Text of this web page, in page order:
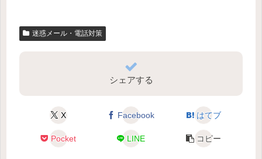
迷惑メール・電話対策
シェアする
X Facebook はてブ
Pocket LINE コピー